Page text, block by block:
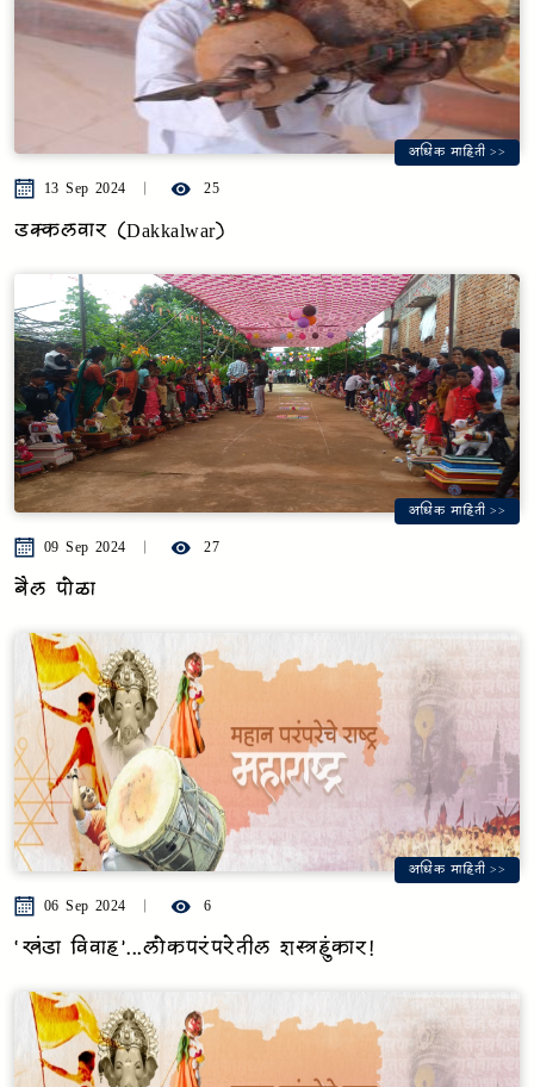
अधिक माहिती >>
13 Sep 2024 25
डक्कलवार (Dakkalwar)
अधिक माहिती >>
09 Sep 2024 27
बैल पोळा
अधिक माहिती >>
06 Sep 2024 6
‘खंडा विवाह’...लोकपरंपरेतील शस्त्रहुंकार!